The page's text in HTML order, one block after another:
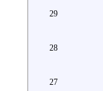
29
28
27